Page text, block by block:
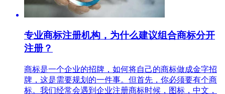
专业商标注册机构，为什么建议组合商标分开
注册？
商标是一个企业的招牌，如何将自己的商标做成金字招
牌，这是需要规划的一件事。但首先，你必须要有个商
标。我们经常会遇到企业注册商标时候，图标，中文，